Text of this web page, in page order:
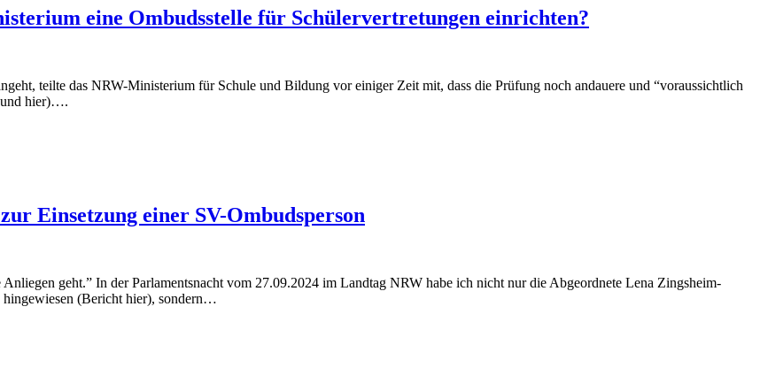
eine Ombudsstelle für Schülervertretungen einrichten?
teilte das NRW-Ministerium für Schule und Bildung vor einiger Zeit mit, dass die Prüfung noch andauere und “voraussichtlich
und hier)….
Einsetzung einer SV-Ombudsperson
geht.” In der Parlamentsnacht vom 27.09.2024 im Landtag NRW habe ich nicht nur die Abgeordnete Lena Zingsheim-
hingewiesen (Bericht hier), sondern…